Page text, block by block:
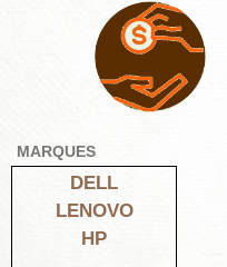
MARQUES
DELL
LENOVO
HP